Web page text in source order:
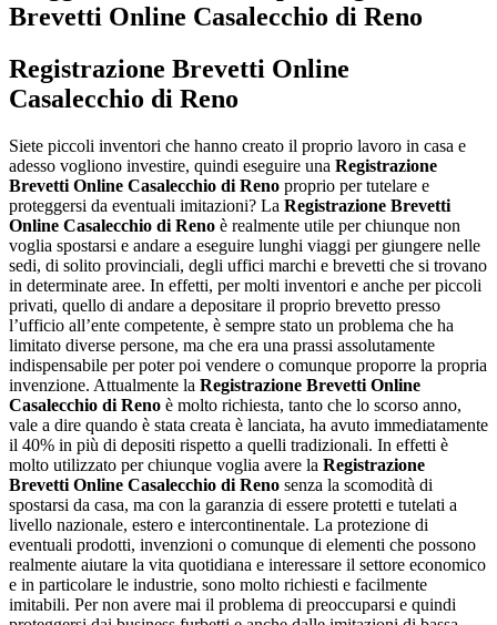
Brevetti Online Casalecchio di Reno
Registrazione Brevetti Online
Casalecchio di Reno
Siete piccoli inventori che hanno creato il proprio lavoro in casa e
adesso vogliono investire, quindi eseguire una Registrazione
Brevetti Online Casalecchio di Reno proprio per tutelare e
proteggersi da eventuali imitazioni? La Registrazione Brevetti
Online Casalecchio di Reno è realmente utile per chiunque non
voglia spostarsi e andare a eseguire lunghi viaggi per giungere nelle
sedi, di solito provinciali, degli uffici marchi e brevetti che si trovano
in determinate aree. In effetti, per molti inventori e anche per piccoli
privati, quello di andare a depositare il proprio brevetto presso
l’ufficio all’ente competente, è sempre stato un problema che ha
limitato diverse persone, ma che era una prassi assolutamente
indispensabile per poter poi vendere o comunque proporre la propria
invenzione. Attualmente la Registrazione Brevetti Online
Casalecchio di Reno è molto richiesta, tanto che lo scorso anno,
vale a dire quando è stata creata è lanciata, ha avuto immediatamente
il 40% in più di depositi rispetto a quelli tradizionali. In effetti è
molto utilizzato per chiunque voglia avere la Registrazione
Brevetti Online Casalecchio di Reno senza la scomodità di
spostarsi da casa, ma con la garanzia di essere protetti e tutelati a
livello nazionale, estero e intercontinentale. La protezione di
eventuali prodotti, invenzioni o comunque di elementi che possono
realmente aiutare la vita quotidiana e interessare il settore economico
e in particolare le industrie, sono molto richiesti e facilmente
imitabili. Per non avere mai il problema di preoccuparsi e quindi